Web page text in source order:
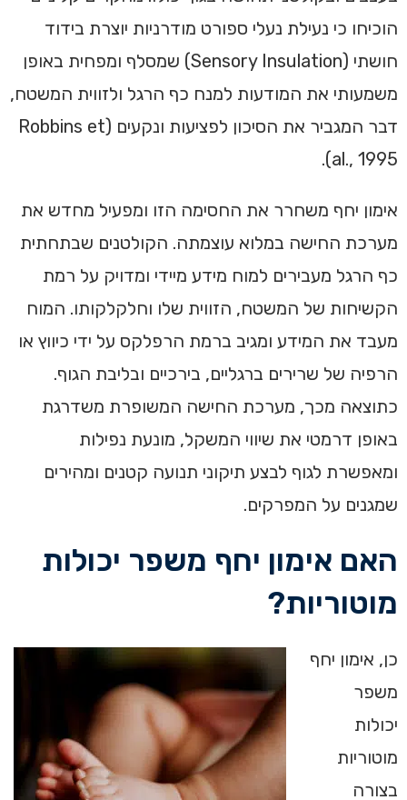
הוכיחו כי נעילת נעלי ספורט מודרניות יוצרת בידוד
חושתי (Sensory Insulation) שמסלף ומפחית באופן
משמעותי את המודעות למנח כף הרגל ולזווית המשטח,
דבר המגביר את הסיכון לפציעות ונקעים (Robbins et
al., 1995).
אימון יחף משחרר את החסימה הזו ומפעיל מחדש את
מערכת החישה במלוא עוצמתה. הקולטנים שבתחתית
כף הרגל מעבירים למוח מידע מיידי ומדויק על רמת
הקשיחות של המשטח, הזווית שלו וחלקלקותו. המוח
מעבד את המידע ומגיב ברמת הרפלקס על ידי כיווץ או
הרפיה של שרירים ברגליים, בירכיים ובליבת הגוף.
כתוצאה מכך, מערכת החישה המשופרת משדרגת
באופן דרמטי את שיווי המשקל, מונעת נפילות
ומאפשרת לגוף לבצע תיקוני תנועה קטנים ומהירים
שמגנים על המפרקים.
האם אימון יחף משפר יכולות
מוטוריות?
כן, אימון יחף
משפר
יכולות
מוטוריות
בצורה